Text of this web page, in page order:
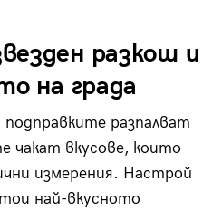
разкош и
на града
разпалват
чакат вкусове, които
измерения. Настрой
най-вкусното